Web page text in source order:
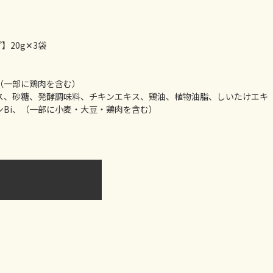
】20g✕3袋
部に鶏肉を含む）
砂糖、発酵調味料、チキンエキス、鶏油、植物油脂、しいたけエキ
、（一部に小麦・大豆・鶏肉を含む）